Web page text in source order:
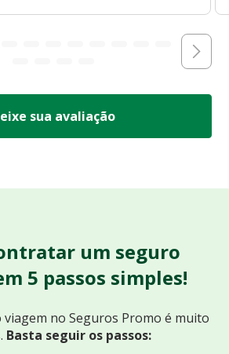
sua avaliação
um seguro
5 passos simples!
no Seguros Promo é muito
Basta seguir os passos: